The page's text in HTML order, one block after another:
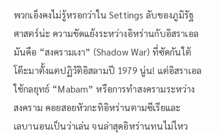
พวกเอ็งคงไม่รู้หรอกว่าใน Settings ลับของภูมิรัฐ
ศาสตร์น่ะ ความขัดแย้งระหว่างอิหร่านกับอิสราเอล
มันคือ “สงครามเงา” (Shadow War) ที่ซัดกันใต้
โต๊ะมาตั้งแตปฏิวัติอิสลามปี 1979 นู่น! แต่อิสราเอล
ใช้กลยุทธ์ “Mabam” หรือการทำสงครามระหว่าง
สงคราม คอยสอยหัวกะทิอิหร่านตามซีเรียและ
เลบานอนเป็นว่าเล่น จนล่าสุดอิหร่านทนไม่ไหว